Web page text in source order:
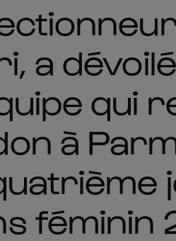
a
qui
à
féminin